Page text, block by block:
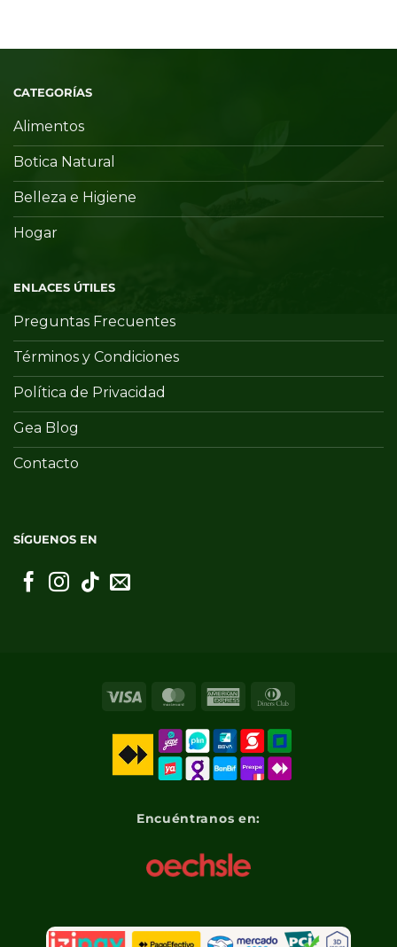
CATEGORÍAS
Alimentos
Botica Natural
Belleza e Higiene
Hogar
ENLACES ÚTILES
Preguntas Frecuentes
Términos y Condiciones
Política de Privacidad
Gea Blog
Contacto
SÍGUENOS EN
Visa MasterCardAmerican
Encuéntranos en: